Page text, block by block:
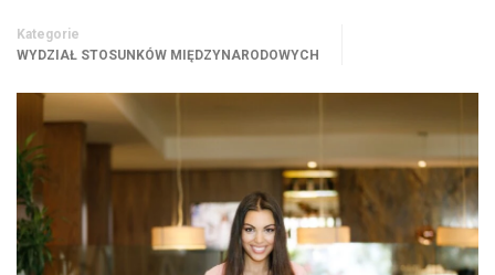
Kategorie
WYDZIAŁ STOSUNKÓW MIĘDZYNARODOWYCH